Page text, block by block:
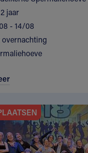
jaar
- 14/08
overnachting